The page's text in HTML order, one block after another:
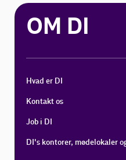
OM DI
Hvad er DI
Kontakt os
Job i DI
DI's kontorer, mødelokaler